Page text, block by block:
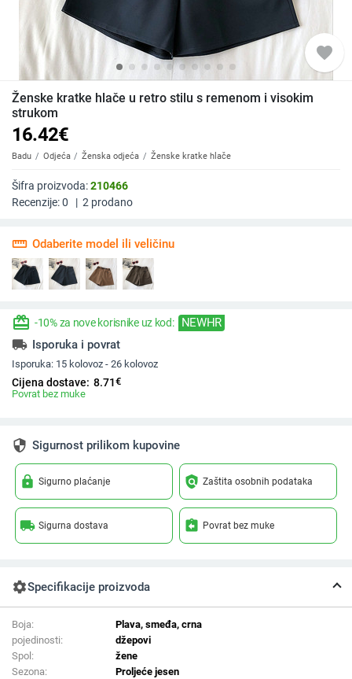
favorite
Ženske kratke hlače u retro stilu s remenom i visokim
strukom
16.42€
Badu Odjeća Ženska odjeća Ženske kratke hlače
Šifra proizvoda:210466
Recenzije:0 | 2 prodano
straighten Odaberite model ili veličinu
redeem -10% za nove korisnike uz kod: NEWHR
local_shipping Isporuka i povrat
Isporuka: 15 kolovoz - 26 kolovoz
Cijena dostave: 8.71€
Povrat bez muke
security Sigurnost prilikom kupovine
lock Sigurno plaćanje policy Zaštita osobnih podataka
local_shipping Sigurna dostava assignment_return Povrat bez muke
settingsSpecifikacije proizvoda
Boja:
Plava, smeđa, crna
pojedinosti:
džepovi
Spol:
žene
Sezona:
Proljeće jesen